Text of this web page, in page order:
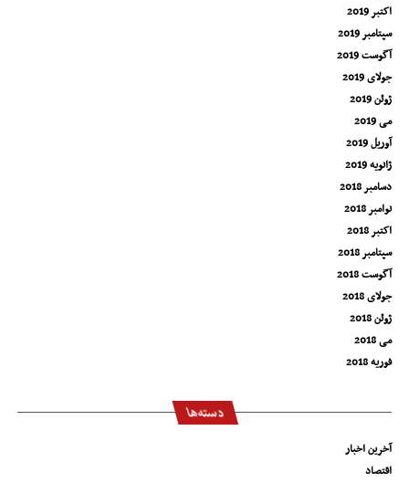
اکتبر 2019
سپتامبر 2019
آگوست 2019
جولای 2019
ژوئن 2019
می 2019
آوریل 2019
ژانویه 2019
دسامبر 2018
نوامبر 2018
اکتبر 2018
سپتامبر 2018
آگوست 2018
جولای 2018
ژوئن 2018
می 2018
فوریه 2018
دسته‌ها
آخرین اخبار
اقتصاد